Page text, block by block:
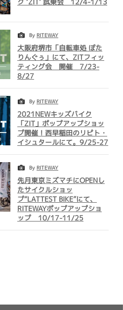
ク ‘ZIT’ 試乗会 12/4-1/13
By RITEWAY
大阪府堺市「自転車処 ぽた
りんぐぅ」にて、ZITフィッ
ティング会 開催 7/23-
8/27
By RITEWAY
2021NEWキッズバイク
「ZIT」ポップアップショッ
プ開催！西早稲田のリピト・
イシュタールにて。9/25-27
By RITEWAY
先月東京ミズマチにOPENし
たサイクルショッ
プ“LATTEST BIKE”にて、
RITEWAYポップアップショ
ップ 10/17-11/25